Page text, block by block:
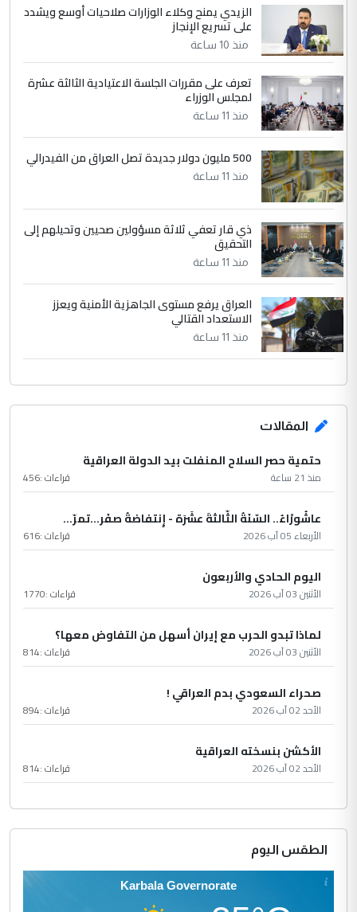
5 حيدر عاشور
التعليق : تحياتي لك استاذ حامدتركان. كلام
دقيق ومسؤول؛ فالاستثمار الحقيقي للإنسان
الموضوع :
بين الإهمال واغتصاب الأرض.. بلاد
الرافدين تعاني الجفاف والتصحر!!
الزيدي يمنح وكلاء الوزارات صلاحيات أوسع ويشدد
على تسريع الإنجاز
منذ 10 ساعة
تعرف على مقررات الجلسة الاعتيادية الثالثة عشرة
لمجلس الوزراء
منذ 11 ساعة
500 مليون دولار جديدة تصل العراق من الفيدرالي
منذ 11 ساعة
ذي قار تعفي ثلاثة مسؤولين صحيين وتحيلهم إلى
التحقيق
منذ 11 ساعة
العراق يرفع مستوى الجاهزية الأمنية ويعزز
الاستعداد القتالي
منذ 11 ساعة
المقالات
حتمية حصر السلاح المنفلت بيد الدولة العراقية
منذ 21 ساعة قراءات :456
عاشُورْاءُ.. السّنَةُ الثّالثةَ عشَرَة - إِنتفاضةُ صفَر…تمرّ...
الأربعاء 05 آب 2026 قراءات :616
اليوم الحادي والأربعون
الأثنين 03 آب 2026 قراءات :1770
لماذا تبدو الحرب مع إيران أسهل من التفاوض معها؟
الأثنين 03 آب 2026 قراءات :814
صحراء السعودي بدم العراقي !
الأحد 02 آب 2026 قراءات :894
الأكشن بنسخته العراقية
الأحد 02 آب 2026 قراءات :814
الطقس اليوم
Karbala Governorate